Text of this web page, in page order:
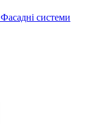
Фасадні системи